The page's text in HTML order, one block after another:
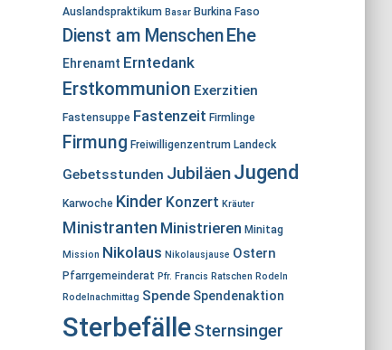
Auslandspraktikum Basar Burkina Faso
Dienst am MenschenEhe
Ehrenamt Erntedank
Erstkommunion Exerzitien
Fastensuppe Fastenzeit Firmlinge
Firmung Freiwilligenzentrum Landeck
Gebetsstunden Jubiläen Jugend
Karwoche Kinder Konzert Kräuter
Ministranten Ministrieren Minitag
Mission Nikolaus Nikolausjause Ostern
Pfarrgemeinderat Pfr. Francis Ratschen Rodeln
Rodelnachmittag Spende Spendenaktion
Sterbefälle Sternsinger